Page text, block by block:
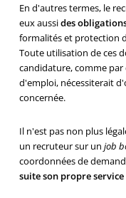
En d'autres termes, le
eux aussides
formalités et protection
Toute utilisation de ces
candidature, comme
d'emploi, nécessiterait
concernée.
Il n'est pas non plus
un recruteur sur un job
coordonnées de
suite son propre